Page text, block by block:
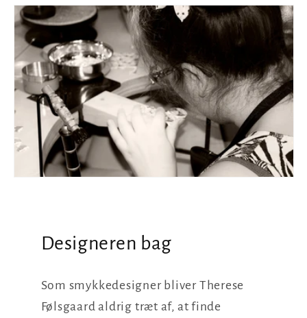
Designeren bag
Som smykkedesigner bliver Therese
Følsgaard aldrig træt af, at finde